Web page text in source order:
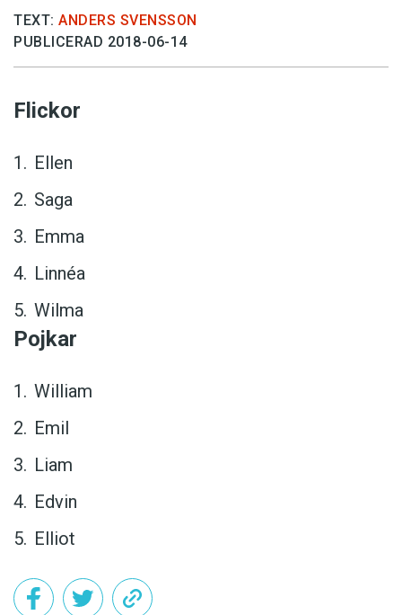
TEXT: ANDERS SVENSSON
PUBLICERAD 2018-06-14
Flickor
Ellen
Saga
Emma
Linnéa
Wilma
Pojkar
William
Emil
Liam
Edvin
Elliot